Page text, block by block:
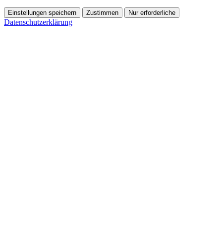
Einstellungen speichern Zustimmen Nur erforderliche
Datenschutzerklärung